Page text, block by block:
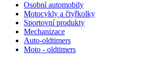
Osobní automobily
Motocykly a čtyřkolky
Sportovní produkty
Mechanizace
Auto-oldtimers
Moto - oldtimers